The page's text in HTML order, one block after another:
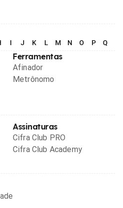
I J K L M N O P Q
Ferramentas
Afinador
Metrônomo
Assinaturas
Cifra Club PRO
Cifra Club Academy